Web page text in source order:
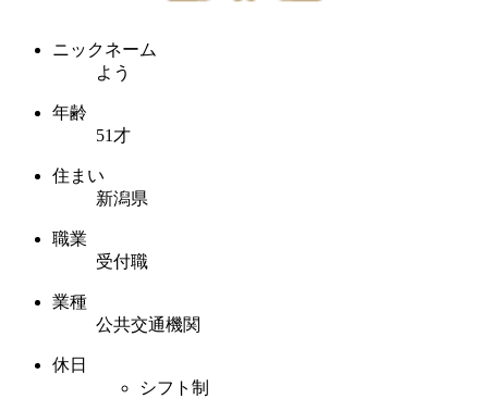
ニックネーム
よう
年齢
51才
住まい
新潟県
職業
受付職
業種
公共交通機関
休日
シフト制